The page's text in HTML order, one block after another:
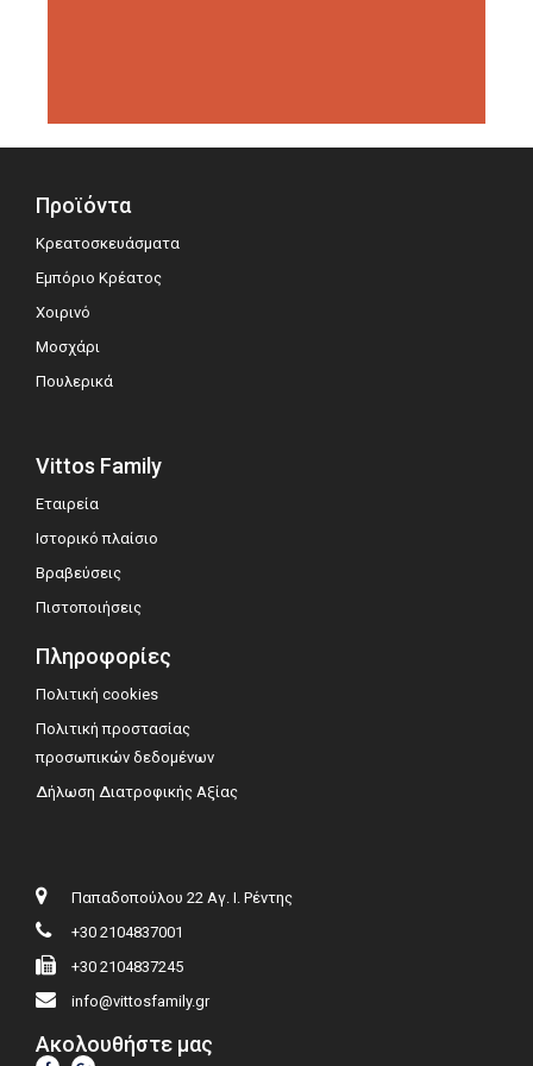
Προϊόντα
Κρεατοσκευάσματα
Εμπόριο Κρέατος
Χοιρινό
Μοσχάρι
Πουλερικά
Vittos Family
Εταιρεία
Ιστορικό πλαίσιο
Βραβεύσεις
Πιστοποιήσεις
Πληροφορίες
Πολιτική cookies
Πολιτική προστασίας
προσωπικών δεδομένων
Δήλωση Διατροφικής Αξίας
Παπαδοπούλου 22 Αγ. Ι. Ρέντης
+30 2104837001
+30 2104837245
info@vittosfamily.gr
Ακολουθήστε μας